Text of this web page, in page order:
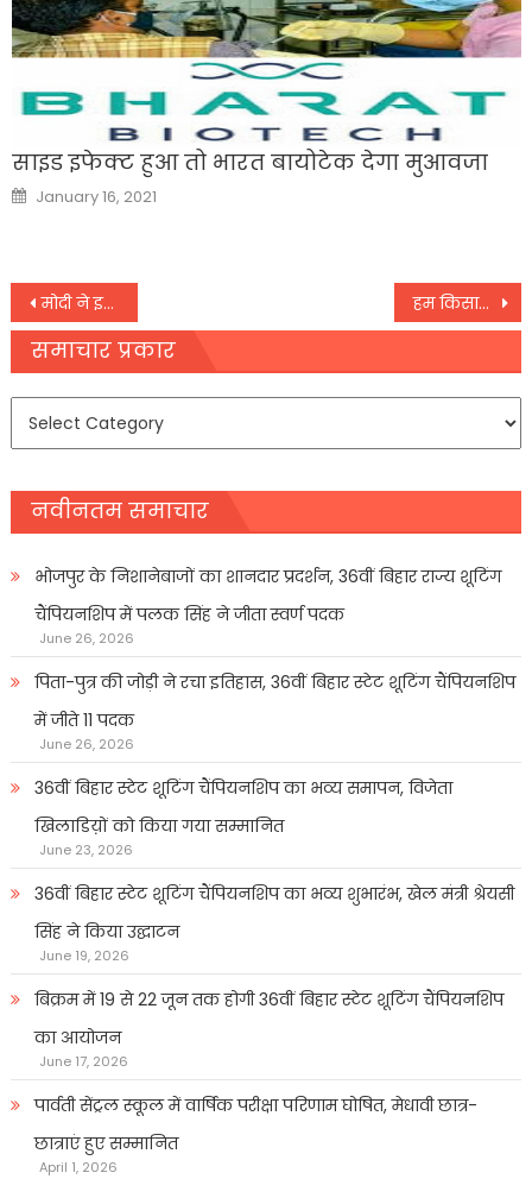
साइड इफेक्ट हुआ तो भारत बायोटेक देगा मुआवजा
Posted
on
January 16, 2021
Post
navigation
मोदी ने इजरायली प्रधानमंत्री को दी हनुक्का की शुभकामनाएं हम किसानों के लिए गन्ना-गन्ना कर रहे हैं और बीजेपी-RSS जिन्ना जिन्ना कर रही है: ओवैसी
समाचार प्रकार
समाचार
नवीनतम समाचार
भोजपुर के निशानेबाजों का शानदार प्रदर्शन, 36वीं बिहार राज्य शूटिंग
चैंपियनशिप में पलक सिंह ने जीता स्वर्ण पदक
June 26, 2026
पिता-पुत्र की जोड़ी ने रचा इतिहास, 36वीं बिहार स्टेट शूटिंग चैंपियनशिप
में जीते 11 पदक
June 26, 2026
36वीं बिहार स्टेट शूटिंग चैंपियनशिप का भव्य समापन, विजेता
खिलाडिय़ों को किया गया सम्मानित
June 23, 2026
36वीं बिहार स्टेट शूटिंग चैंपियनशिप का भव्य शुभारंभ, खेल मंत्री श्रेयसी
सिंह ने किया उद्घाटन
June 19, 2026
बिक्रम में 19 से 22 जून तक होगी 36वीं बिहार स्टेट शूटिंग चैंपियनशिप
का आयोजन
June 17, 2026
पार्वती सेंट्रल स्कूल में वार्षिक परीक्षा परिणाम घोषित, मेधावी छात्र-
छात्राएं हुए सम्मानित
April 1, 2026